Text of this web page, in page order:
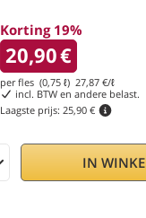
Korting 19%
20,90€
per fles (0,75 ℓ) 27,87 €/ℓ
incl. BTW en andere belast.
Laagste prijs: 25,90 €
IN